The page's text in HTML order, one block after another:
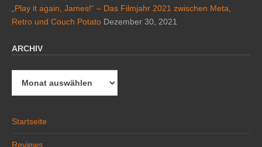
„Play it again, James!“ – Das Filmjahr 2021 zwischen Meta,
Retro und Couch Potato Dezember 30, 2021
ARCHIV
Archiv
Startseite
Reviews